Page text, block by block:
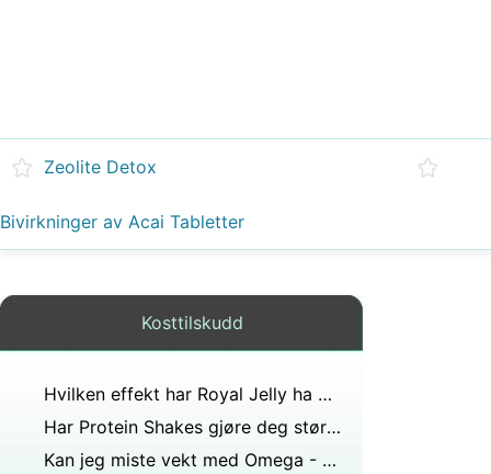
Zeolite Detox
Bivirkninger av Acai Tabletter
Kosttilskudd
Hvilken effekt har Royal Jelly ha på hårvekst
Har Protein Shakes gjøre deg større
Kan jeg miste vekt med Omega - 3 ?